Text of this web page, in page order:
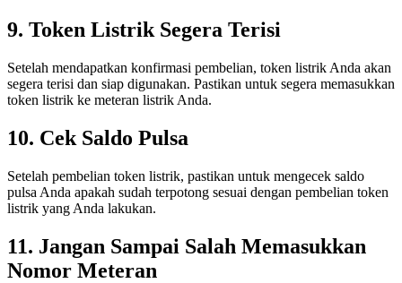
9. Token Listrik Segera Terisi
Setelah mendapatkan konfirmasi pembelian, token listrik Anda akan
segera terisi dan siap digunakan. Pastikan untuk segera memasukkan
token listrik ke meteran listrik Anda.
10. Cek Saldo Pulsa
Setelah pembelian token listrik, pastikan untuk mengecek saldo
pulsa Anda apakah sudah terpotong sesuai dengan pembelian token
listrik yang Anda lakukan.
11. Jangan Sampai Salah Memasukkan
Nomor Meteran